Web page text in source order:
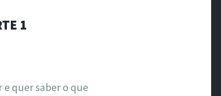
1
quer saber o que